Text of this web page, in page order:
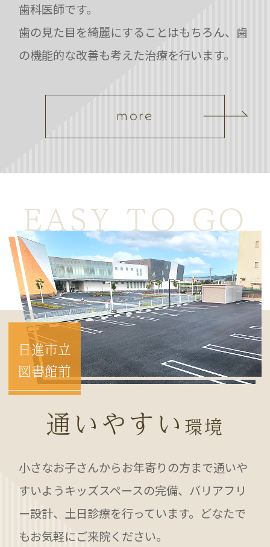
歯科医師です。
歯の見た目を綺麗にすることはもちろん、歯
の機能的な改善も考えた治療を行います。
more
EASY TO GO
日進市立
図書館前
通いやすい 環境
小さなお子さんからお年寄りの方まで通いや
すいようキッズスペースの完備、バリアフリ
ー設計、土日診療を行っています。どなたで
もお気軽にご来院ください。